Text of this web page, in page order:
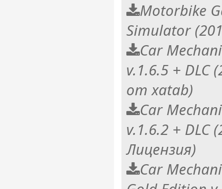
Motorbike
Simulator
Car
v.1.6.5 + DLC
от xatab)
Car
v.1.6.2 + DLC
Лицензия)
Car